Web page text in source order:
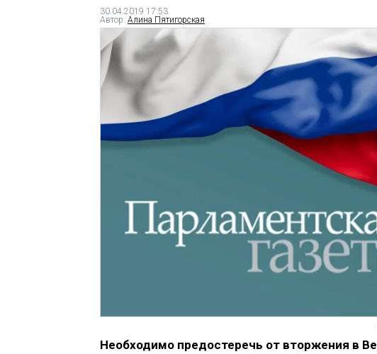
30.04.2019 17:53
Автор: Алина Пятигорская
Необходимо предостеречь от вторжения в